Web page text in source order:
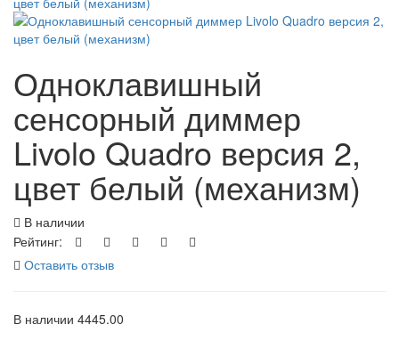
Одноклавишный
сенсорный диммер
Livolo Quadro версия 2,
цвет белый (механизм)
В наличии
Рейтинг:
Оставить отзыв
В наличии 4445.00